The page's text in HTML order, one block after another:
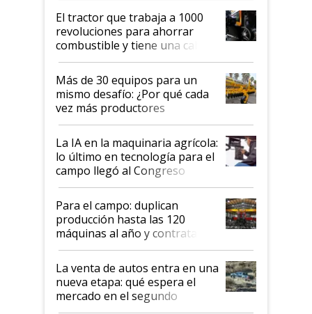
El tractor que trabaja a 1000
revoluciones para ahorrar
combustible y tiene una cabina
que parece una computadora:
lo último en el mundo,
disponible en Argentina
Más de 30 equipos para un
mismo desafío: ¿Por qué cada
vez más productores
incorporan fertilizante bajo
tierra?
La IA en la maquinaria agrícola:
lo último en tecnología para el
campo llegó al Congreso
Aapresid 2026
Para el campo: duplican
producción hasta las 120
máquinas al año y contratan
especialistas de la industria
automotriz para lograrlo
La venta de autos entra en una
nueva etapa: qué espera el
mercado en el segundo
semestre